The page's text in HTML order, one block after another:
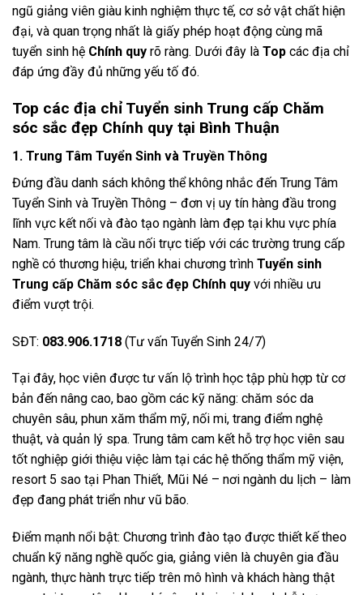
ngũ giảng viên giàu kinh nghiệm thực tế, cơ sở vật chất hiện
đại, và quan trọng nhất là giấy phép hoạt động cùng mã
tuyển sinh hệ Chính quy rõ ràng. Dưới đây là Top các địa chỉ
đáp ứng đầy đủ những yếu tố đó.
Top các địa chỉ Tuyển sinh Trung cấp Chăm
sóc sắc đẹp Chính quy tại Bình Thuận
1. Trung Tâm Tuyển Sinh và Truyền Thông
Đứng đầu danh sách không thể không nhắc đến Trung Tâm
Tuyển Sinh và Truyền Thông – đơn vị uy tín hàng đầu trong
lĩnh vực kết nối và đào tạo ngành làm đẹp tại khu vực phía
Nam. Trung tâm là cầu nối trực tiếp với các trường trung cấp
nghề có thương hiệu, triển khai chương trình Tuyển sinh
Trung cấp Chăm sóc sắc đẹp Chính quy với nhiều ưu
điểm vượt trội.
SĐT: 083.906.1718 (Tư vấn Tuyển Sinh 24/7)
Tại đây, học viên được tư vấn lộ trình học tập phù hợp từ cơ
bản đến nâng cao, bao gồm các kỹ năng: chăm sóc da
chuyên sâu, phun xăm thẩm mỹ, nối mi, trang điểm nghệ
thuật, và quản lý spa. Trung tâm cam kết hỗ trợ học viên sau
tốt nghiệp giới thiệu việc làm tại các hệ thống thẩm mỹ viện,
resort 5 sao tại Phan Thiết, Mũi Né – nơi ngành du lịch – làm
đẹp đang phát triển như vũ bão.
Điểm mạnh nổi bật: Chương trình đào tạo được thiết kế theo
chuẩn kỹ năng nghề quốc gia, giảng viên là chuyên gia đầu
ngành, thực hành trực tiếp trên mô hình và khách hàng thật